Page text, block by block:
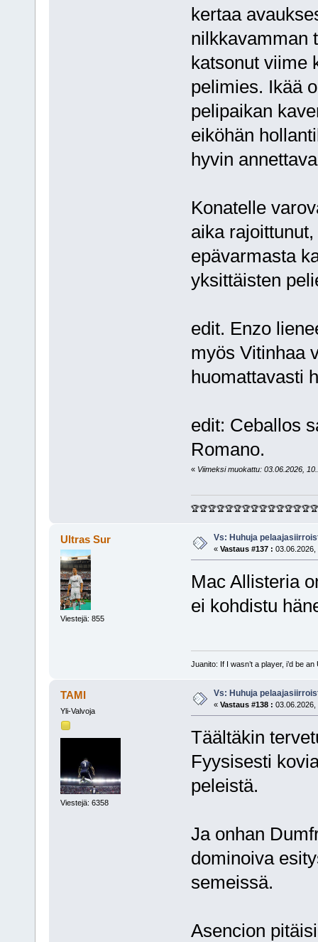
kertaa
nilkkavamman
katsonut viime
pelimies. Ikää
pelipaikan
eiköhän
hyvin
Konatelle
aika
epävarmasta
yksittäisten
edit. Enzo
myös Vitinhaa
huomattavasti
edit: Ceballos
Romano.
« Viimeksi muokattu: 03.06.2026,
🏆🏆🏆🏆🏆🏆🏆🏆🏆🏆🏆🏆🏆🏆🏆
Ultras Sur
Viestejä: 855
Vs: Huhuja
« Vastaus #137 : 03.06.2026,
Mac Allisteria
ei kohdistu
Juanito: If I wasn’t a player, i’d be an
TAMI
Yli-Valvoja
Viestejä: 6358
Vs: Huhuja
« Vastaus #138 : 03.06.2026,
Täältäkin
Fyysisesti
peleistä.
Ja onhan
dominoiva
semeissä.
Asencion